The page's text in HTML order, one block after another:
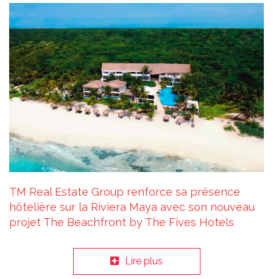
TM Real Estate Group renforce sa présence
hôtelière sur la Riviera Maya avec son nouveau
projet The Beachfront by The Fives Hotels
Lire plus